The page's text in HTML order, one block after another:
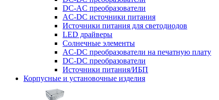
DC-AC преобразователи
AC-DC источники питания
Источники питания для светодиодов
LED драйверы
Солнечные элементы
AC-DC преобразователи на печатную плату
DC-DC преобразователи
Источники питания/ИБП
Корпусные и установочные изделия